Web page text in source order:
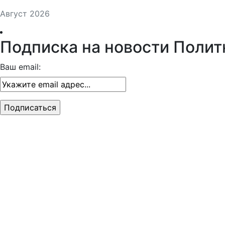
Август 2026
Подписка на новости
Ваш email: